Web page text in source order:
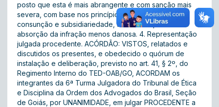
posto que esta é mais abrangente e com sanção mais
severa, com base nos princípios da especialidade,
consunção e subsidiariedade, torna-se imperativo a
absorção da infração menos danosa. 4. Representação
julgada procedente. ACÓRDÃO: VISTOS, relatados e
discutidos os presentes, e obedecido o quórum de
instalação e deliberação, previsto no art. 41, § 2º, do
Regimento Interno do TED-OAB/GO, ACORDAM os
integrantes da 6ª Turma Julgadora do Tribunal de Ética
e Disciplina da Ordem dos Advogados do Brasil, Seção
de Goiás, por UNANIMIDADE, em julgar PROCEDENTE a